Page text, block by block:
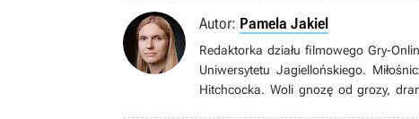
Autor: Pamela Jakiel
Redaktorka działu filmowego Gry-
Uniwersytetu Jagiellońskiego.
Hitchcocka. Woli gnozę od grozy,